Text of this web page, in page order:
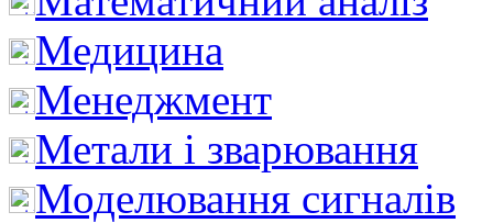
Медицина
Менеджмент
Метали і зварювання
Моделювання сигналів